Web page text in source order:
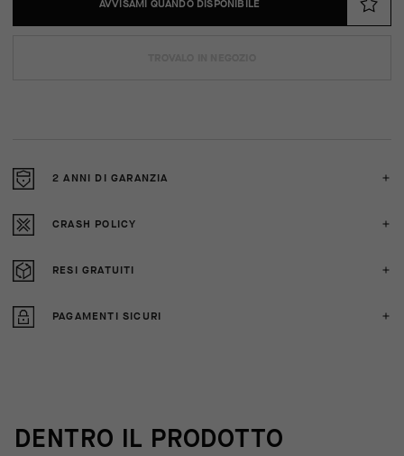
AVVISAMI QUANDO DISPONIBILE
2 ANNI DI GARANZIA
CRASH POLICY
RESI GRATUITI
PAGAMENTI SICURI
DENTRO IL PRODOTTO